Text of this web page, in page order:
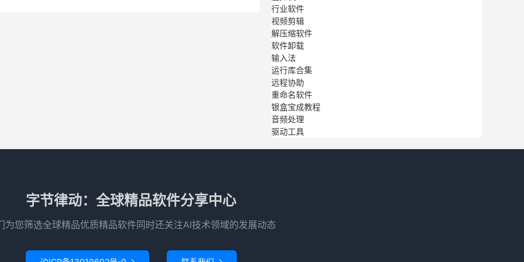
行业软件
视频剪辑
解压缩软件
软件卸载
输入法
运行库合集
远程协助
重命名软件
银盒宝成教程
音频处理
驱动工具
字节律动：全球精品软件分享中心
为您筛选全球精品优质精品软件同时还关注AI技术领域的发展动态